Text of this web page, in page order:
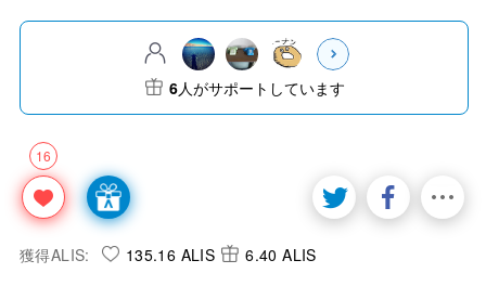
16
6人がサポートしています
獲得ALIS: 135.16 ALIS 6.40 ALIS